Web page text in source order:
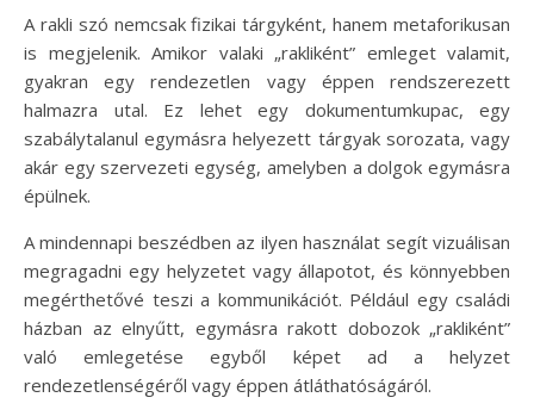
A rakli szó nemcsak fizikai tárgyként, hanem metaforikusan
is megjelenik. Amikor valaki „rakliként” emleget valamit,
gyakran egy rendezetlen vagy éppen rendszerezett
halmazra utal. Ez lehet egy dokumentumkupac, egy
szabálytalanul egymásra helyezett tárgyak sorozata, vagy
akár egy szervezeti egység, amelyben a dolgok egymásra
épülnek.
A mindennapi beszédben az ilyen használat segít vizuálisan
megragadni egy helyzetet vagy állapotot, és könnyebben
megérthetővé teszi a kommunikációt. Például egy családi
házban az elnyűtt, egymásra rakott dobozok „rakliként”
való emlegetése egyből képet ad a helyzet
rendezetlenségéről vagy éppen átláthatóságáról.